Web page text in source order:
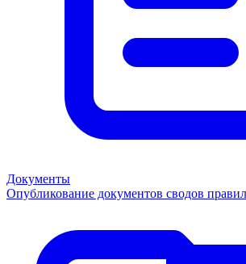
Документы
Опубликование документов сводов правил